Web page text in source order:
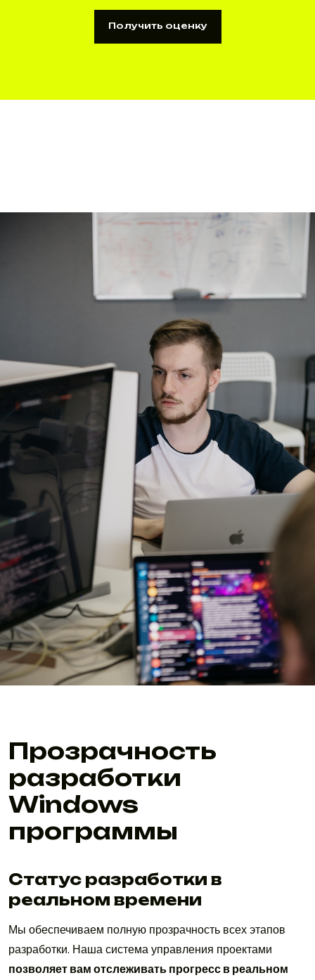
Получить оценку
Прозрачность
разработки
Windows
программы
Статус разработки в
реальном времени
Мы обеспечиваем полную прозрачность всех этапов
разработки. Наша система управления проектами
позволяет вам отслеживать прогресс в реальном